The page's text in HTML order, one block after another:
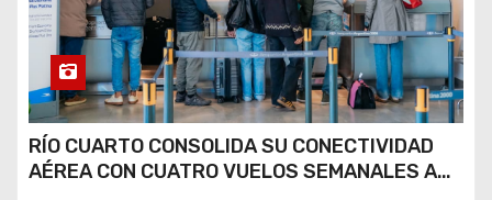
RÍO CUARTO CONSOLIDA SU CONECTIVIDAD
AÉREA CON CUATRO VUELOS SEMANALES A